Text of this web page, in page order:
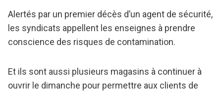
Alertés par un premier décès d’un agent de sécurité,
les syndicats appellent les enseignes à prendre
conscience des risques de contamination.
Et ils sont aussi plusieurs magasins à continuer à
ouvrir le dimanche pour permettre aux clients de